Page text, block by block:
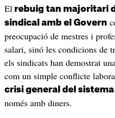
El rebuig tan majoritari
sindical amb el Govern
preocupació de mestres i
salari, sinó les condicions de
els sindicats han demostrat
com un simple conflicte
crisi general del
només amb diners.